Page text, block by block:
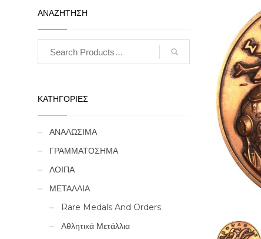
ΑΝΑΖΗΤΗΣΗ
ΚΑΤΗΓΟΡΙΕΣ
ΑΝΑΛΩΣΙΜΑ
ΓΡΑΜΜΑΤΟΣΗΜΑ
ΛΟΙΠΑ
ΜΕΤΑΛΛΙΑ
Rare Medals And Orders
Αθλητικά Μετάλλια